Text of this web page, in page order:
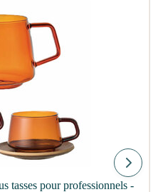
tasses pour professionnels -